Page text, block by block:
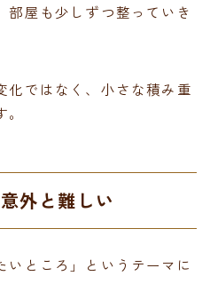
部屋も少しずつ整っていき
化ではなく、小さな積み重
外と難しい
ところ」というテーマに